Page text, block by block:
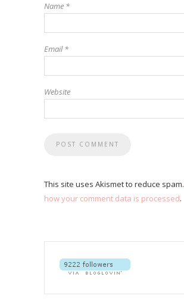
Name *
Email*
Website
This site uses Akismet to reduce spam.
how your comment data is processed.